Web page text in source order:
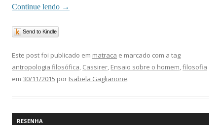
Continue lendo →
Send to Kindle
Este post foi publicado em matraca e marcado com a tag
antropologia filosófica, Cassirer, Ensaio sobre o homem,filosofia
em 30/11/2015 por Isabela Gaglianone.
RESENHA